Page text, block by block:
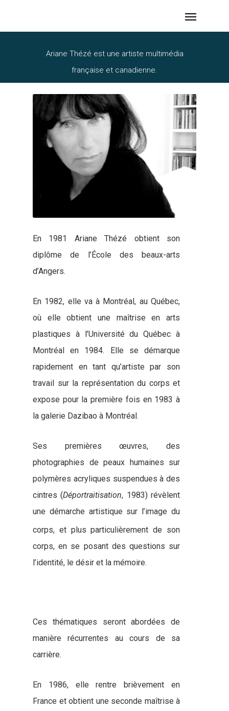
Ariane Thézé est une artiste multimédia
française et canadienne.
En 1981 Ariane Thézé obtient son
diplôme de l’École des beaux-arts
d’Angers.
En 1982, elle va à Montréal, au Québec,
où elle obtient une maîtrise en arts
plastiques à l’Université du Québec à
Montréal en 1984. Elle se démarque
rapidement en tant qu’artiste par son
travail sur la représentation du corps et
expose pour la première fois en 1983 à
la galerie Dazibao à Montréal.
Ses premières œuvres, des
photographies de peaux humaines sur
polymères acryliques suspendues à des
cintres (Déportraitisation, 1983) révèlent
une démarche artistique sur l’image du
corps, et plus particulièrement de son
corps, en se posant des questions sur
l’identité, le désir et la mémoire.
Ces thématiques seront abordées de
manière récurrentes au cours de sa
carrière.
En 1986, elle rentre brièvement en
France et obtient une seconde maîtrise à